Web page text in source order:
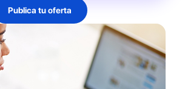
Publica tu oferta